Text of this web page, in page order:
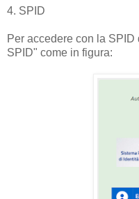
4. SPID
Per accedere con la
SPID" come in figura: